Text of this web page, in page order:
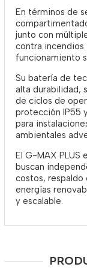
En términos de
junto con
contra incendios
funcionamiento
Su batería de
alta durabilidad,
de ciclos de
protección IP55
para
ambientales
El G-MAX PLUS
buscan
costos, respaldo
energías
y escalable.